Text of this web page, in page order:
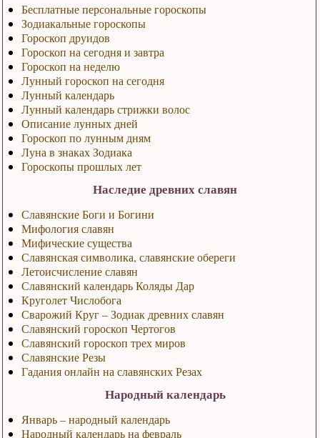
Бесплатные персональные гороскопы
Зодиакальные гороскопы
Гороскоп друидов
Гороскоп на сегодня и завтра
Гороскоп на неделю
Лунный гороскоп на сегодня
Лунный календарь
Лунный календарь стрижки волос
Описание лунных дней
Гороскоп по лунным дням
Луна в знаках Зодиака
Гороскопы прошлых лет
Наследие древних славян
Славянские Боги и Богини
Мифология славян
Мифические существа
Славянская символика, славянские обереги
Летоисчисление славян
Славянский календарь Коляды Дар
Круголет Числобога
Сварожий Круг – Зодиак древних славян
Славянский гороскоп Чертогов
Славянский гороскоп трех миров
Славянские Резы
Гадания онлайн на славянских Резах
Народный календарь
Январь – народный календарь
Народный календарь на февраль